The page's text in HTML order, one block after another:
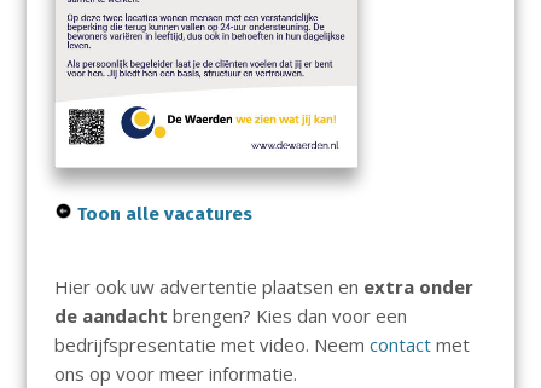
Toon alle vacatures
Hier ook uw advertentie plaatsen en extra onder
de aandacht brengen? Kies dan voor een
bedrijfspresentatie met video. Neem contactmet
ons op voor meer informatie.